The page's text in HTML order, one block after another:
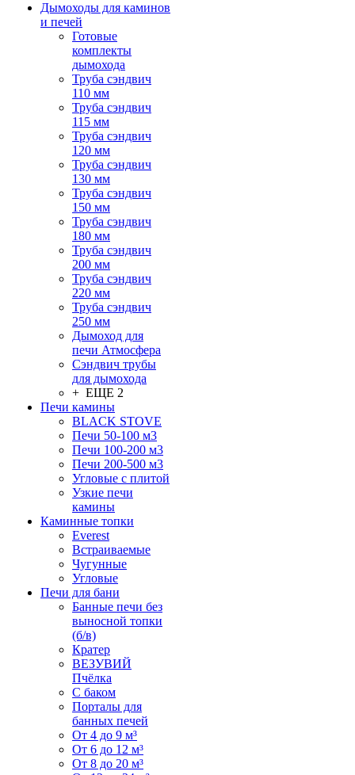
Дымоходы для каминов
и печей
Готовые
комплекты
дымохода
Труба сэндвич
110 мм
Труба сэндвич
115 мм
Труба сэндвич
120 мм
Труба сэндвич
130 мм
Труба сэндвич
150 мм
Труба сэндвич
180 мм
Труба сэндвич
200 мм
Труба сэндвич
220 мм
Труба сэндвич
250 мм
Дымоход для
печи Атмосфера
Сэндвич трубы
для дымохода
+ ЕЩЕ 2
Печи камины
BLACK STOVE
Печи 50-100 м3
Печи 100-200 м3
Печи 200-500 м3
Угловые с плитой
Узкие печи
камины
Каминные топки
Everest
Встраиваемые
Чугунные
Угловые
Печи для бани
Банные печи без
выносной топки
(б/в)
Кратер
ВЕЗУВИЙ
Пчёлка
С баком
Порталы для
банных печей
От 4 до 9 м³
От 6 до 12 м³
От 8 до 20 м³